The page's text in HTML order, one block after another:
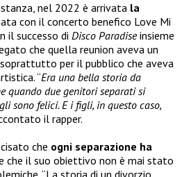
nel 2022 è arrivata la
con il concerto benefico Love Mi
il successo di Disco Paradiseinsieme
che quella reunion aveva un
per il pubblico che aveva
“Era una bella storia da
quando due genitori separati si
sono felici. E i figli, in questo caso,
il rapper.
che ogni separazione ha
che il suo obiettivo non è mai stato